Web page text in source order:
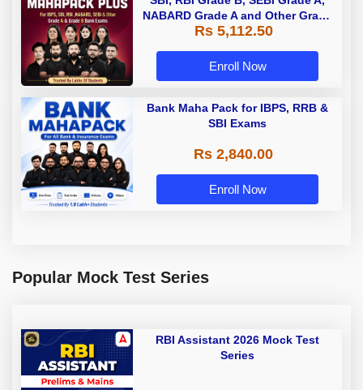
NABARD Grade A and Other Grade
A & Grade B Bank Exams
Rs 5,112.50
Enroll Now
Bank Maha Pack for IBPS, RRB &
SBI Exams
Rs 2,840.00
Enroll Now
Popular Mock Test Series
RBI Assistant 2026 Mock Test
Series